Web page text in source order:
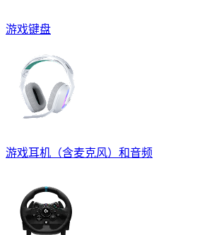
游戏键盘
游戏耳机（含麦克风）和音频